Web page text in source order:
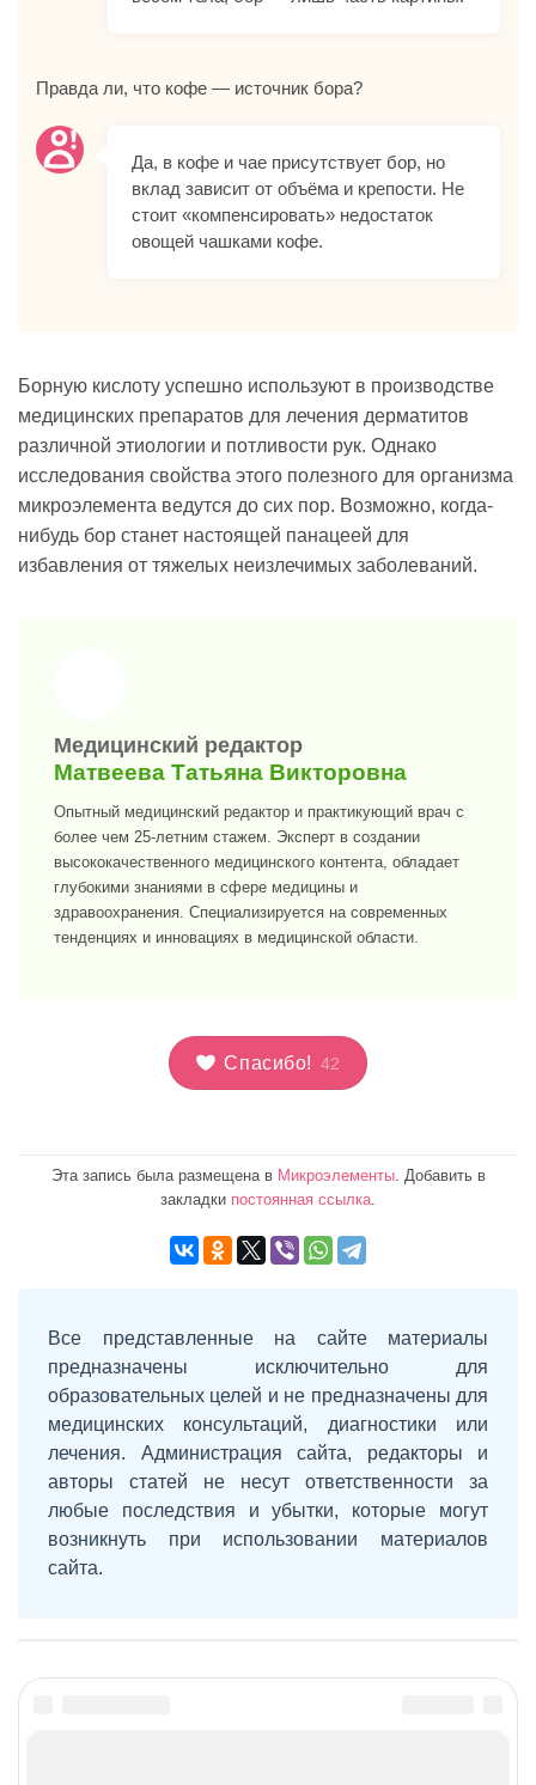
Правда ли, что кофе — источник бора?
Да, в кофе и чае присутствует бор, но
вклад зависит от объёма и крепости. Не
стоит «компенсировать» недостаток
овощей чашками кофе.
Борную кислоту успешно используют в производстве
медицинских препаратов для лечения дерматитов
различной этиологии и потливости рук. Однако
исследования свойства этого полезного для организма
микроэлемента ведутся до сих пор. Возможно, когда-
нибудь бор станет настоящей панацеей для
избавления от тяжелых неизлечимых заболеваний.
>
Медицинский редактор
Матвеева Татьяна Викторовна
Опытный медицинский редактор и практикующий врач с
более чем 25-летним стажем. Эксперт в создании
высококачественного медицинского контента, обладает
глубокими знаниями в сфере медицины и
здравоохранения. Специализируется на современных
тенденциях и инновациях в медицинской области.
Спасибо! 42
Эта запись была размещена в Микроэлементы. Добавить в
закладки постоянная ссылка
Все представленные на сайте материалы
предназначены исключительно для
образовательных целей и не предназначены для
медицинских консультаций, диагностики или
лечения. Администрация сайта, редакторы и
авторы статей не несут ответственности за
любые последствия и убытки, которые могут
возникнуть при использовании материалов
сайта.